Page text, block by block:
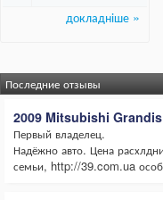
Последние отзывы
2009 Mitsubishi Grandis
Первый владелец.
Надёжно авто. Цена
семьи, http://39.com.ua